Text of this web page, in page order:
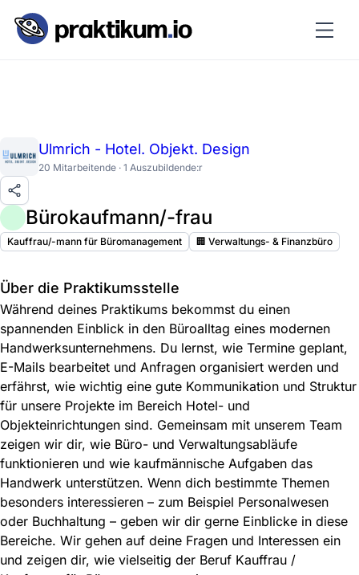
Ulmrich - Hotel. Objekt. Design
20 Mitarbeitende · 1 Auszubildende:r
Bürokaufmann/-frau
Kauffrau/-mann für Büromanagement 🏢 Verwaltungs- & Finanzbüro
Über die Praktikumsstelle
Während deines Praktikums bekommst du einen
spannenden Einblick in den Büroalltag eines modernen
Handwerksunternehmens. Du lernst, wie Termine geplant,
E-Mails bearbeitet und Anfragen organisiert werden und
erfährst, wie wichtig eine gute Kommunikation und Struktur
für unsere Projekte im Bereich Hotel- und
Objekteinrichtungen sind. Gemeinsam mit unserem Team
zeigen wir dir, wie Büro- und Verwaltungsabläufe
funktionieren und wie kaufmännische Aufgaben das
Handwerk unterstützen. Wenn dich bestimmte Themen
besonders interessieren – zum Beispiel Personalwesen
oder Buchhaltung – geben wir dir gerne Einblicke in diese
Bereiche. Wir gehen auf deine Fragen und Interessen ein
und zeigen dir, wie vielseitig der Beruf Kauffrau /